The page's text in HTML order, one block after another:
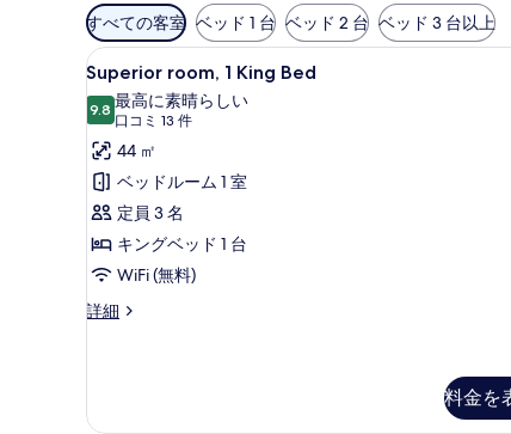
利
用
可
能
な
客
室
の
絞
り
込
み
すべての客室 ベッド 1 台 ベッド 2 台 ベッド 3 台以上
Superior
room,
1
King
Bed
の
す
べ
て
の
を
エジプト綿のシーツ、高
7
Superior room, 1 King Bed
9.810 点中 9.8
最高に素晴らしい
口コミ 13 件
(口
コ
ミ
13
件)
44 ㎡
ベッドルーム 1 室
定員 3 名
キングベッド 1 台
WiFi (無料)
詳細
Superior
の
料金を